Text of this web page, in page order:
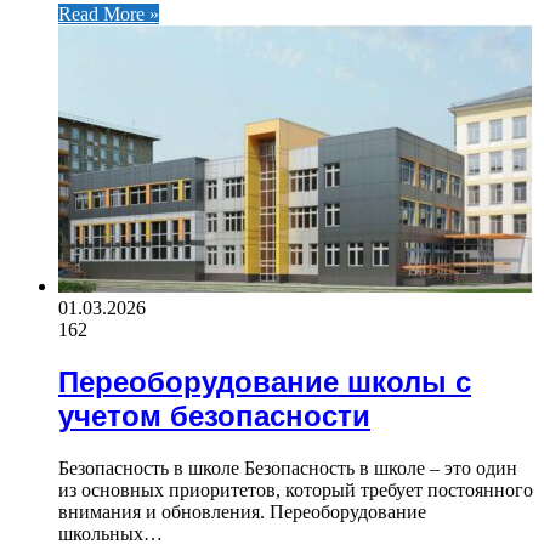
Read More »
01.03.2026
162
Переоборудование школы с
учетом безопасности
Безопасность в школе Безопасность в школе – это один
из основных приоритетов, который требует постоянного
внимания и обновления. Переоборудование
школьных…